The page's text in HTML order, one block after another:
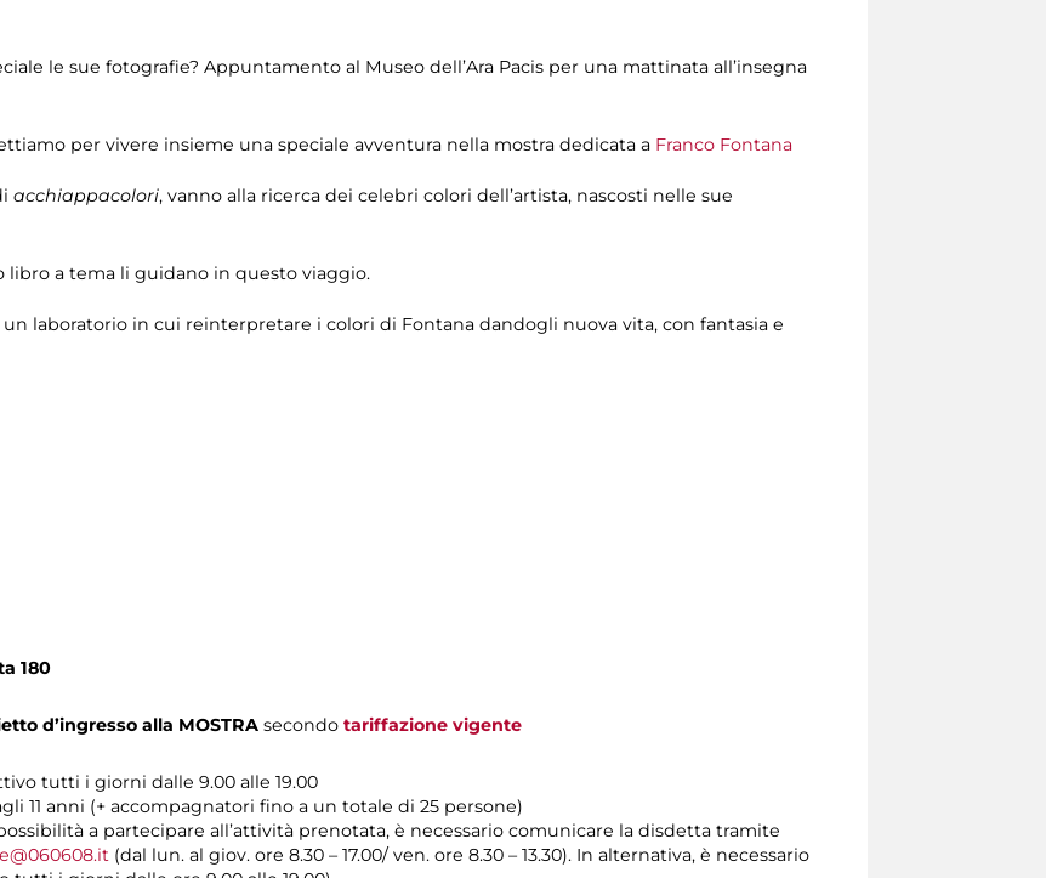
le sue fotografie? Appuntamento al Museo dell’Ara Pacis per una mattinata all’insegna
per vivere insieme una speciale avventura nella mostra dedicata a Franco Fontana
acchiappacolori, vanno alla ricerca dei celebri colori dell’artista, nascosti nelle sue
libro a tema li guidano in questo viaggio.
laboratorio in cui reinterpretare i colori di Fontana dandogli nuova vita, con fantasia e
180
d’ingresso alla MOSTRA secondo tariffazione vigente
tutti i giorni dalle 9.00 alle 19.00
11 anni (+ accompagnatori fino a un totale di 25 persone)
a partecipare all’attività prenotata, è necessario comunicare la disdetta tramite
(dal lun. al giov. ore 8.30 – 17.00/ ven. ore 8.30 – 13.30). In alternativa, è necessario